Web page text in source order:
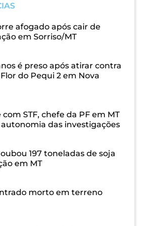
afogado após cair de
em Sorriso/MT
é preso após atirar contra
do Pequi 2 em Nova
STF, chefe da PF em MT
das investigações
197 toneladas de soja
em MT
morto em terreno